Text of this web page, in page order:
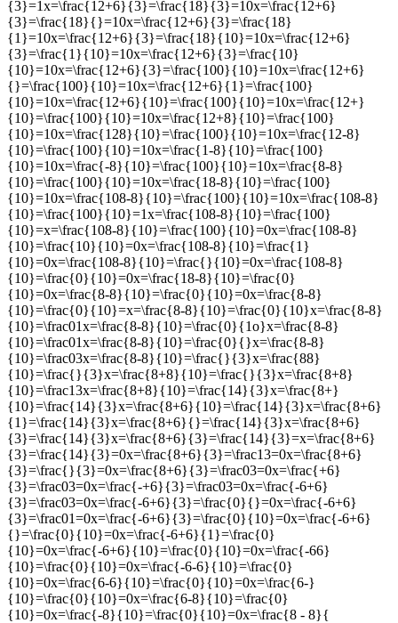
{3}=1x=\frac{12+6}{3}=\frac{18}{3}=10x=\frac{12+6}
{3}=\frac{18}{}=10x=\frac{12+6}{3}=\frac{18}
{1}=10x=\frac{12+6}{3}=\frac{18}{10}=10x=\frac{12+6}
{3}=\frac{1}{10}=10x=\frac{12+6}{3}=\frac{10}
{10}=10x=\frac{12+6}{3}=\frac{100}{10}=10x=\frac{12+6}
{}=\frac{100}{10}=10x=\frac{12+6}{1}=\frac{100}
{10}=10x=\frac{12+6}{10}=\frac{100}{10}=10x=\frac{12+}
{10}=\frac{100}{10}=10x=\frac{12+8}{10}=\frac{100}
{10}=10x=\frac{128}{10}=\frac{100}{10}=10x=\frac{12-8}
{10}=\frac{100}{10}=10x=\frac{1-8}{10}=\frac{100}
{10}=10x=\frac{-8}{10}=\frac{100}{10}=10x=\frac{8-8}
{10}=\frac{100}{10}=10x=\frac{18-8}{10}=\frac{100}
{10}=10x=\frac{108-8}{10}=\frac{100}{10}=10x=\frac{108-8}
{10}=\frac{100}{10}=1x=\frac{108-8}{10}=\frac{100}
{10}=x=\frac{108-8}{10}=\frac{100}{10}=0x=\frac{108-8}
{10}=\frac{10}{10}=0x=\frac{108-8}{10}=\frac{1}
{10}=0x=\frac{108-8}{10}=\frac{}{10}=0x=\frac{108-8}
{10}=\frac{0}{10}=0x=\frac{18-8}{10}=\frac{0}
{10}=0x=\frac{8-8}{10}=\frac{0}{10}=0x=\frac{8-8}
{10}=\frac{0}{10}=x=\frac{8-8}{10}=\frac{0}{10}x=\frac{8-8}
{10}=\frac01x=\frac{8-8}{10}=\frac{0}{1o}x=\frac{8-8}
{10}=\frac01x=\frac{8-8}{10}=\frac{0}{}x=\frac{8-8}
{10}=\frac03x=\frac{8-8}{10}=\frac{}{3}x=\frac{88}
{10}=\frac{}{3}x=\frac{8+8}{10}=\frac{}{3}x=\frac{8+8}
{10}=\frac13x=\frac{8+8}{10}=\frac{14}{3}x=\frac{8+}
{10}=\frac{14}{3}x=\frac{8+6}{10}=\frac{14}{3}x=\frac{8+6}
{1}=\frac{14}{3}x=\frac{8+6}{}=\frac{14}{3}x=\frac{8+6}
{3}=\frac{14}{3}x=\frac{8+6}{3}=\frac{14}{3}=x=\frac{8+6}
{3}=\frac{14}{3}=0x=\frac{8+6}{3}=\frac13=0x=\frac{8+6}
{3}=\frac{}{3}=0x=\frac{8+6}{3}=\frac03=0x=\frac{+6}
{3}=\frac03=0x=\frac{-+6}{3}=\frac03=0x=\frac{-6+6}
{3}=\frac03=0x=\frac{-6+6}{3}=\frac{0}{}=0x=\frac{-6+6}
{3}=\frac01=0x=\frac{-6+6}{3}=\frac{0}{10}=0x=\frac{-6+6}
{}=\frac{0}{10}=0x=\frac{-6+6}{1}=\frac{0}
{10}=0x=\frac{-6+6}{10}=\frac{0}{10}=0x=\frac{-66}
{10}=\frac{0}{10}=0x=\frac{-6-6}{10}=\frac{0}
{10}=0x=\frac{6-6}{10}=\frac{0}{10}=0x=\frac{6-}
{10}=\frac{0}{10}=0x=\frac{6-8}{10}=\frac{0}
{10}=0x=\frac{-8}{10}=\frac{0}{10}=0x=\frac{8 - 8}{